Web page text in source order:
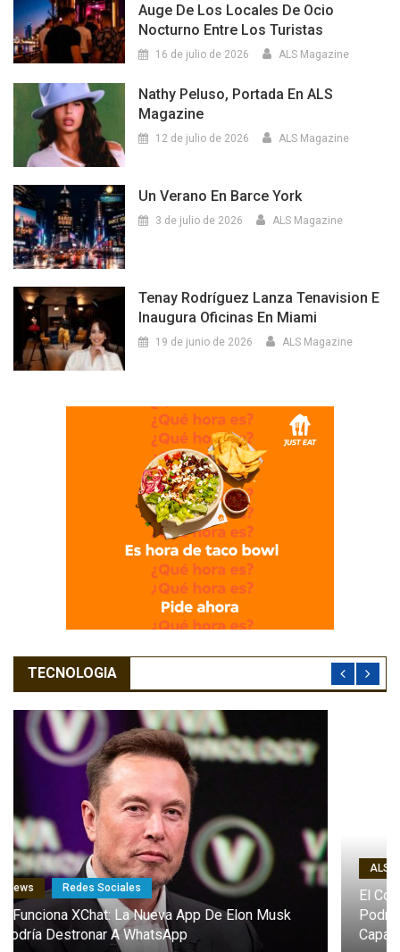
Auge De Los Locales De Ocio
Nocturno Entre Los Turistas
16 de julio de 2026 ALS Magazine
Nathy Peluso, Portada En ALS
Magazine
12 de julio de 2026 ALS Magazine
Un Verano En Barce York
3 de julio de 2026 ALS Magazine
Tenay Rodríguez Lanza Tenavision E
Inaugura Oficinas En Miami
19 de junio de 2026 ALS Magazine
TECNOLOGIA
ALS News Redes Sociales
El Combat Aircraft 1: El Dron Furtivo Con IA Que
Podría Marcar Un Antes Y Un Después En Las
Capacidades De Europa